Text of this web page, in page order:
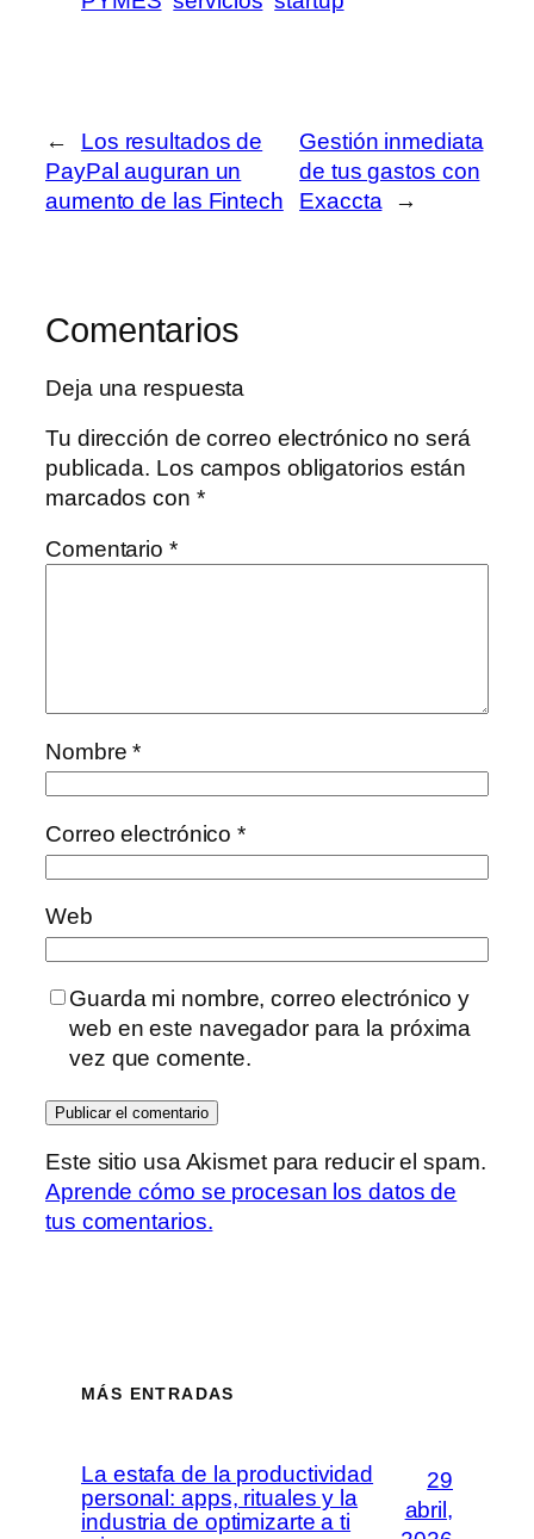
←
Los resultados de
PayPal auguran un
aumento de las Fintech
Gestión inmediata
de tus gastos con
Exaccta
→
Comentarios
Deja una respuesta
Tu dirección de correo electrónico no será
publicada. Los campos obligatorios están
marcados con *
Comentario *
Nombre*
Correo electrónico*
Web
Guarda mi nombre, correo electrónico y
web en este navegador para la próxima
vez que comente.
Este sitio usa Akismet para reducir el spam.
Aprende cómo se procesan los datos de
tus comentarios.
MÁS ENTRADAS
La estafa de la productividad
personal: apps, rituales y la
industria de optimizarte a ti
29
abril,